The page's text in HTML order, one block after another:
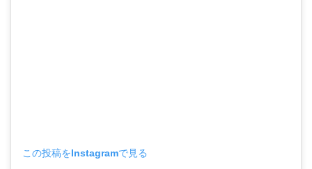
この投稿をInstagramで見る